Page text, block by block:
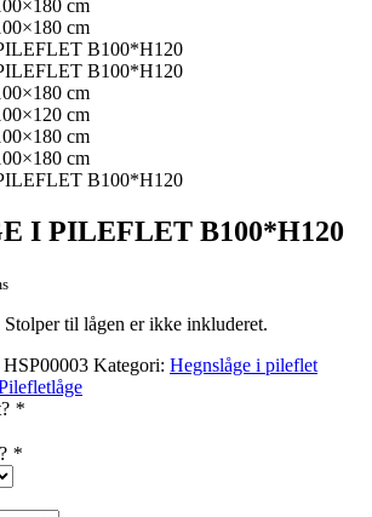
I PILEFLET B100*H120
Stolper til lågen er ikke inkluderet.
HSP00003 Kategori: Hegnslåge i pileflet
*
*